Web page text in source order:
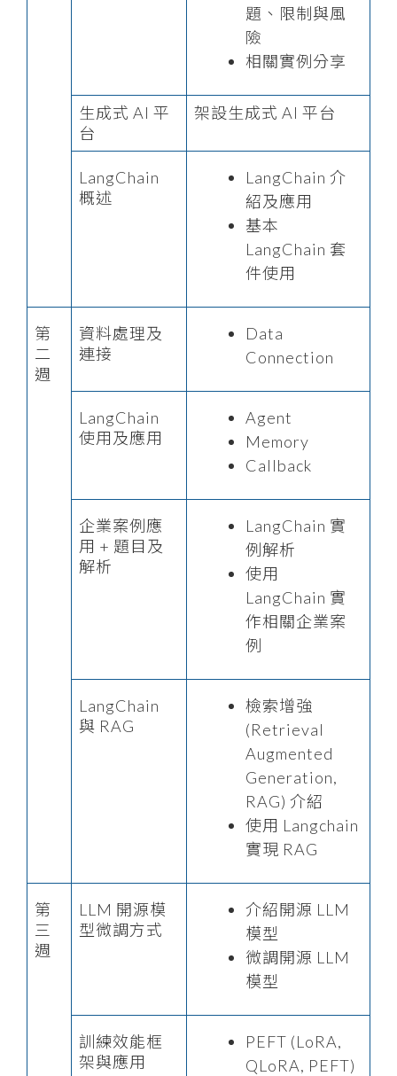
題、限制與風
險
相關實例分享
生成式 AI 平
台
架設生成式 AI 平台
LangChain
概述
LangChain 介
紹及應用
基本
LangChain 套
件使用
第
二
週
資料處理及
連接
Data
Connection
LangChain
使用及應用
Agent
Memory
Callback
企業案例應
用 + 題目及
解析
LangChain 實
例解析
使用
LangChain 實
作相關企業案
例
LangChain
與 RAG
檢索增強
(Retrieval
Augmented
Generation,
RAG) 介紹
使用 Langchain
實現 RAG
第
三
週
LLM 開源模
型微調方式
介紹開源 LLM
模型
微調開源 LLM
模型
訓練效能框
架與應用
PEFT (LoRA,
QLoRA, PEFT)